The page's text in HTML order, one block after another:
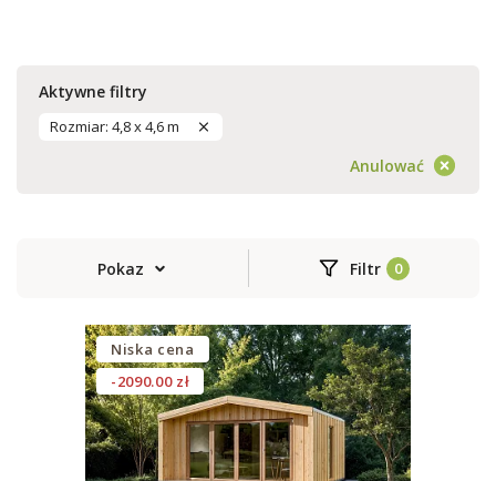
Aktywne filtry
Rozmiar: 4,8 x 4,6 m
Anulować
Pokaz Filtr
Niska cena
-2090.00 zł